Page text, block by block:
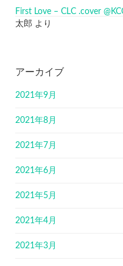
First Love – CLC .cover
太郎 より
アーカイブ
2021年9月
2021年8月
2021年7月
2021年6月
2021年5月
2021年4月
2021年3月